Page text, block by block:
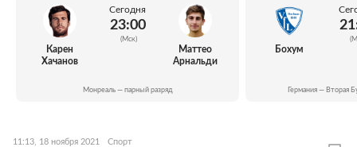
Карен
Хачанов
Сегодня
23:00
(Мск)
Маттео
Арнальди
Монреаль — парный разряд
Бохум
Германия — Вторая
11:13, 18 ноября 2021 Спорт